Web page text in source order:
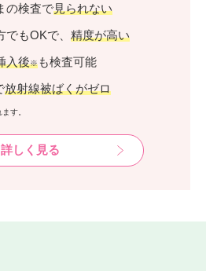
の検査で見られない
もOKで、 精度が高い
入後※ も検査可能
放射線被ばくがゼロ
す。
詳しく見る